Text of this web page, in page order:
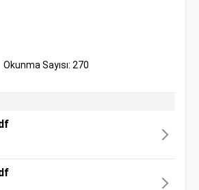
Okunma Sayısı: 270